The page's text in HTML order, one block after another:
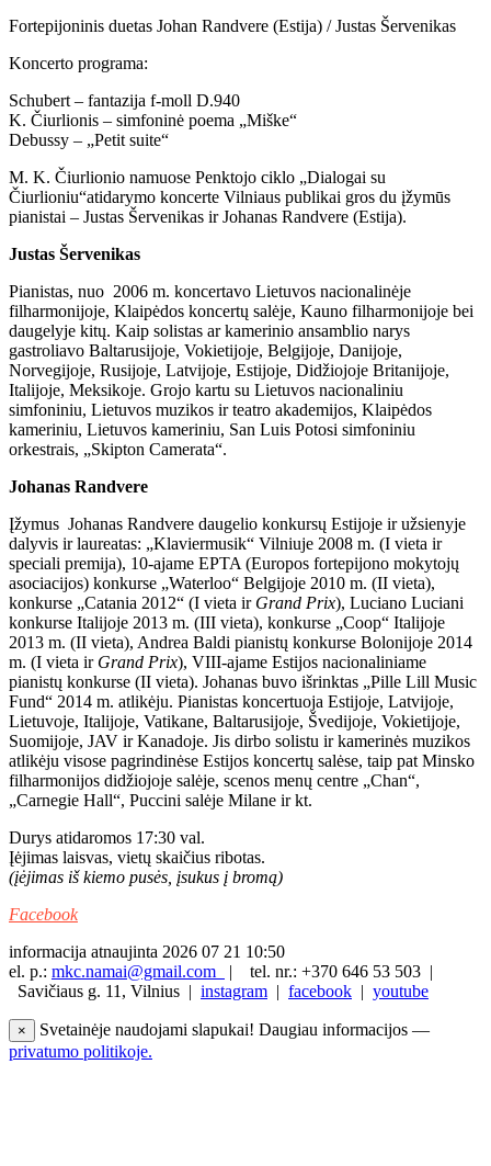
Fortepijoninis duetas Johan Randvere (Estija) / Justas Šervenikas
Koncerto programa:
Schubert – fantazija f-moll D.940
K. Čiurlionis – simfoninė poema „Miške“
Debussy – „Petit suite“
M. K. Čiurlionio namuose Penktojo ciklo „Dialogai su
Čiurlioniu“atidarymo koncerte Vilniaus publikai gros du įžymūs
pianistai – Justas Šervenikas ir Johanas Randvere (Estija).
Justas Šervenikas
Pianistas, nuo 2006 m. koncertavo Lietuvos nacionalinėje
filharmonijoje, Klaipėdos koncertų salėje, Kauno filharmonijoje bei
daugelyje kitų. Kaip solistas ar kamerinio ansamblio narys
gastroliavo Baltarusijoje, Vokietijoje, Belgijoje, Danijoje,
Norvegijoje, Rusijoje, Latvijoje, Estijoje, Didžiojoje Britanijoje,
Italijoje, Meksikoje. Grojo kartu su Lietuvos nacionaliniu
simfoniniu, Lietuvos muzikos ir teatro akademijos, Klaipėdos
kameriniu, Lietuvos kameriniu, San Luis Potosi simfoniniu
orkestrais, „Skipton Camerata“.
Johanas Randvere
Įžymus Johanas Randvere daugelio konkursų Estijoje ir užsienyje
dalyvis ir laureatas: „Klaviermusik“ Vilniuje 2008 m. (I vieta ir
speciali premija), 10-ajame EPTA (Europos fortepijono mokytojų
asociacijos) konkurse „Waterloo“ Belgijoje 2010 m. (II vieta),
konkurse „Catania 2012“ (I vieta ir Grand Prix), Luciano Luciani
konkurse Italijoje 2013 m. (III vieta), konkurse „Coop“ Italijoje
2013 m. (II vieta), Andrea Baldi pianistų konkurse Bolonijoje 2014
m. (I vieta ir Grand Prix), VIII-ajame Estijos nacionaliniame
pianistų konkurse (II vieta). Johanas buvo išrinktas „Pille Lill Music
Fund“ 2014 m. atlikėju. Pianistas koncertuoja Estijoje, Latvijoje,
Lietuvoje, Italijoje, Vatikane, Baltarusijoje, Švedijoje, Vokietijoje,
Suomijoje, JAV ir Kanadoje. Jis dirbo solistu ir kamerinės muzikos
atlikėju visose pagrindinėse Estijos koncertų salėse, taip pat Minsko
filharmonijos didžiojoje salėje, scenos menų centre „Chan“,
„Carnegie Hall“, Puccini salėje Milane ir kt.
Durys atidaromos 17:30 val.
Įėjimas laisvas, vietų skaičius ribotas.
(įėjimas iš kiemo pusės, įsukus į bromą)
Facebook
informacija atnaujinta 2026 07 21 10:50
el. p.: mkc.namai@gmail.com |
tel. nr.: +370 646 53 503 |
Savičiaus g. 11, Vilnius | instagram | facebook | youtube
×
Svetainėje naudojami slapukai! Daugiau informacijos —
privatumo politikoje.